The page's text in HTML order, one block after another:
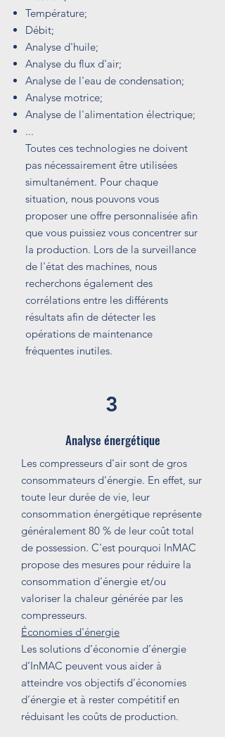
Température;
Débit;
Analyse d'huile;
Analyse du flux d'air;
Analyse de l'eau de condensation;
Analyse motrice;
Analyse de l'alimentation électrique;
...
Toutes ces technologies ne doivent
pas nécessairement être utilisées
simultanément. Pour chaque
situation, nous pouvons vous
proposer une offre personnalisée afin
que vous puissiez vous concentrer sur
la production. Lors de la surveillance
de l'état des machines, nous
recherchons également des
corrélations entre les différents
résultats afin de détecter les
opérations de maintenance
fréquentes inutiles.
3
Analyse énergétique
Les compresseurs d'air sont de gros
consommateurs d'énergie. En effet, sur
toute leur durée de vie, leur
consommation énergétique représente
généralement 80 % de leur coût total
de possession. C'est pourquoi InMAC
propose des mesures pour réduire la
consommation d'énergie et/ou
valoriser la chaleur générée par les
compresseurs.
Économies d'énergie
Les solutions d’économie d’énergie
d’InMAC peuvent vous aider à
atteindre vos objectifs d’économies
d’énergie et à rester compétitif en
réduisant les coûts de production.